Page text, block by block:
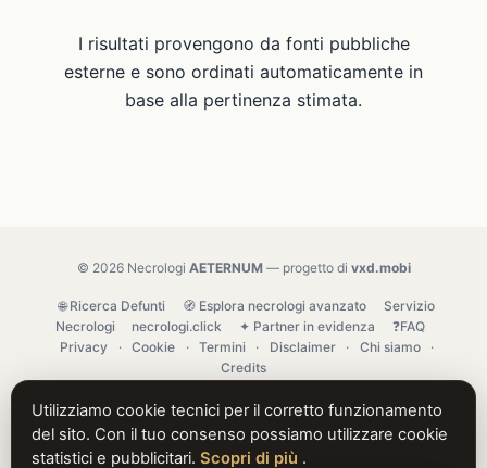
I risultati provengono da fonti pubbliche
esterne e sono ordinati automaticamente in
base alla pertinenza stimata.
© 2026 Necrologi AETERNUM— progetto di vxd.mobi
🌐 Ricerca Defunti 🧭 Esplora necrologi avanzato
Servizio
Necrologi
necrologi.click ✦ Partner in evidenza
❓FAQ
Privacy
· Cookie · Termini · Disclaimer · Chi siamo
·
Credits
Utilizziamo cookie tecnici per il corretto funzionamento
del sito. Con il tuo consenso possiamo utilizzare cookie
statistici e pubblicitari. Scopri di più .